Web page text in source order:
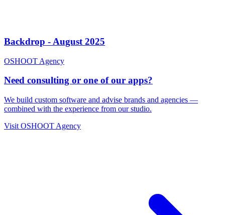
Backdrop - August 2025
OSHOOT Agency
Need consulting or one of our apps?
We build custom software and advise brands and agencies —
combined with the experience from our studio.
Visit OSHOOT Agency